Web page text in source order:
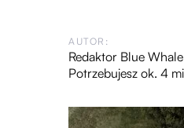
AUTOR:
Redaktor Blue
Potrzebujesz ok. 4